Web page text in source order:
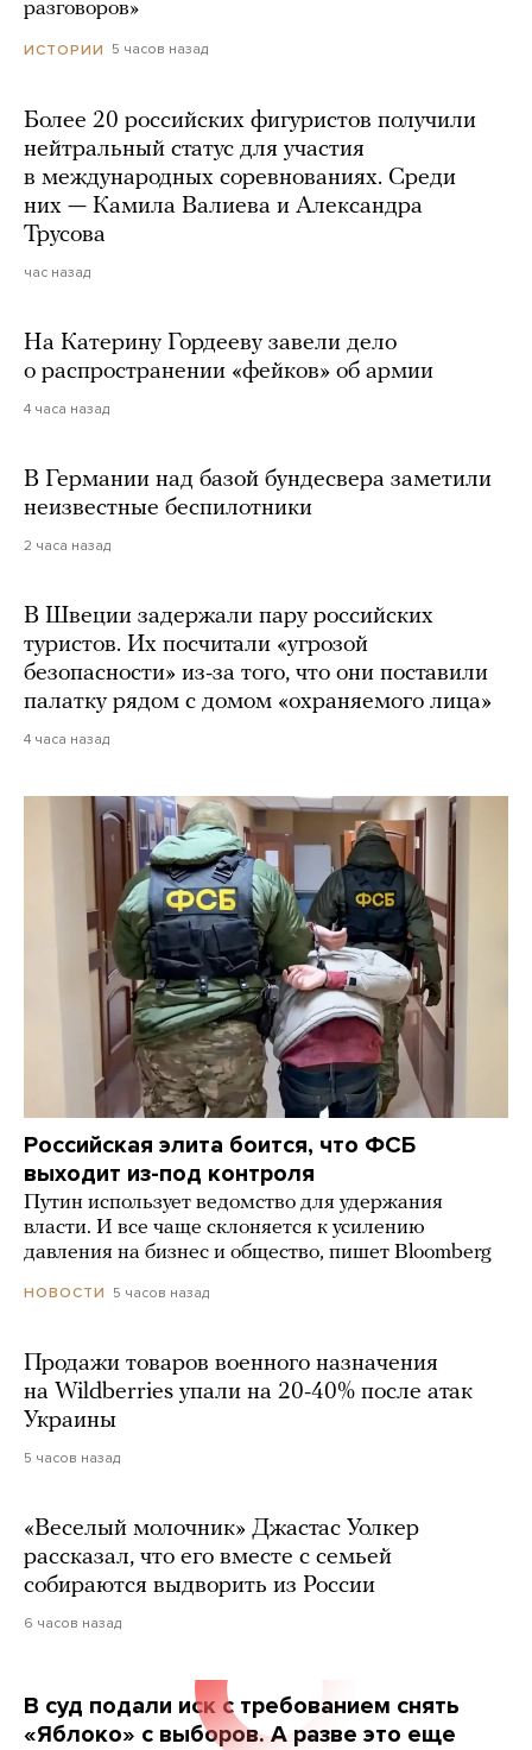
разговоров»
ИСТОРИИ 5 часов назад
Более 20 российских фигуристов получили
нейтральный статус для участия
в международных соревнованиях. Среди
них — Камила Валиева и Александра
Трусова
час назад
На Катерину Гордееву завели дело
о распространении «фейков» об армии
4 часа назад
В Германии над базой бундесвера заметили
неизвестные беспилотники
2 часа назад
В Швеции задержали пару российских
туристов. Их посчитали «угрозой
безопасности» из-за того, что они поставили
палатку рядом с домом «охраняемого лица»
4 часа назад
Российская элита боится, что ФСБ
выходит из-под контроля
Путин использует ведомство для удержания
власти. И все чаще склоняется к усилению
давления на бизнес и общество, пишет Bloomberg
НОВОСТИ 5 часов назад
Продажи товаров военного назначения
на Wildberries упали на 20-40% после атак
Украины
5 часов назад
«Веселый молочник» Джастас Уолкер
рассказал, что его вместе с семьей
собираются выдворить из России
6 часов назад
В суд подали иск с требованием снять
«Яблоко» с выборов. А разве это еще